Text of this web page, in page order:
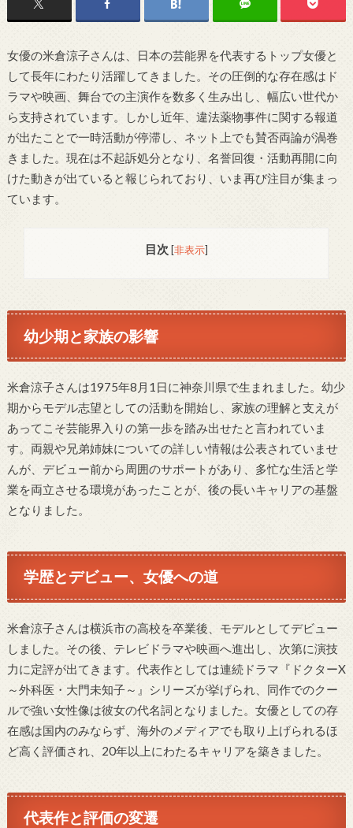
女優の米倉涼子さんは、日本の芸能界を代表するトップ女優と
して長年にわたり活躍してきました。その圧倒的な存在感はド
ラマや映画、舞台での主演作を数多く生み出し、幅広い世代か
ら支持されています。しかし近年、違法薬物事件に関する報道
が出たことで一時活動が停滞し、ネット上でも賛否両論が渦巻
きました。現在は不起訴処分となり、名誉回復・活動再開に向
けた動きが出ていると報じられており、いま再び注目が集まっ
ています。
目次 [非表示]
幼少期と家族の影響
米倉涼子さんは1975年8月1日に神奈川県で生まれました。幼少
期からモデル志望としての活動を開始し、家族の理解と支えが
あってこそ芸能界入りの第一歩を踏み出せたと言われていま
す。両親や兄弟姉妹についての詳しい情報は公表されていませ
んが、デビュー前から周囲のサポートがあり、多忙な生活と学
業を両立させる環境があったことが、後の長いキャリアの基盤
となりました。
学歴とデビュー、女優への道
米倉涼子さんは横浜市の高校を卒業後、モデルとしてデビュー
しました。その後、テレビドラマや映画へ進出し、次第に演技
力に定評が出てきます。代表作としては連続ドラマ『ドクターX
～外科医・大門未知子～』シリーズが挙げられ、同作でのクー
ルで強い女性像は彼女の代名詞となりました。女優としての存
在感は国内のみならず、海外のメディアでも取り上げられるほ
ど高く評価され、20年以上にわたるキャリアを築きました。
代表作と評価の変遷